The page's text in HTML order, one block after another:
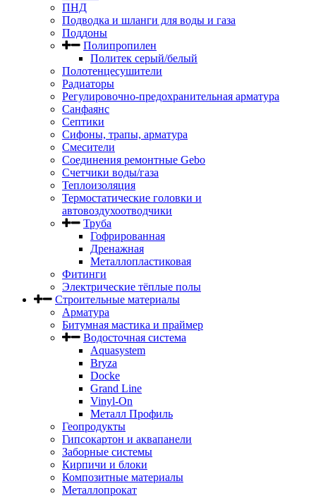
ПНД
Подводка и шланги для воды и газа
Поддоны
Полипропилен
Политек серый/белый
Полотенцесушители
Радиаторы
Регулировочно-предохранительная арматура
Санфаянс
Септики
Сифоны, трапы, арматура
Смесители
Соединения ремонтные Gebo
Счетчики воды/газа
Теплоизоляция
Термостатические головки и
автовоздухоотводчики
Труба
Гофрированная
Дренажная
Металлопластиковая
Фитинги
Электрические тёплые полы
Строительные материалы
Арматура
Битумная мастика и праймер
Водосточная система
Aquasystem
Bryza
Docke
Grand Line
Vinyl-On
Металл Профиль
Геопродукты
Гипсокартон и аквапанели
Заборные системы
Кирпичи и блоки
Композитные материалы
Металлопрокат